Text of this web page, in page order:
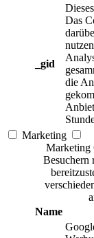
_gid
Das
die
Marketing
Marketing
Besuchern
Name